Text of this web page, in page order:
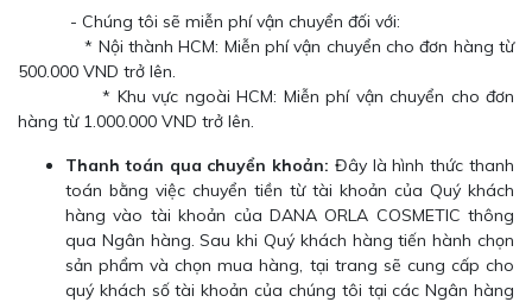
- Chúng tôi sẽ miễn phí vận chuyển đối với:
* Nội thành HCM: Miễn phí vận chuyển cho đơn hàng từ
500.000 VND trở lên.
* Khu vực ngoài HCM: Miễn phí vận chuyển cho đơn
hàng từ 1.000.000 VND trở lên.
Thanh toán qua chuyển khoản: Đây là hình thức thanh
toán bằng việc chuyển tiền từ tài khoản của Quý khách
hàng vào tài khoản của DANA ORLA COSMETIC thông
qua Ngân hàng. Sau khi Quý khách hàng tiến hành chọn
sản phẩm và chọn mua hàng, tại trang sẽ cung cấp cho
quý khách số tài khoản của chúng tôi tại các Ngân hàng